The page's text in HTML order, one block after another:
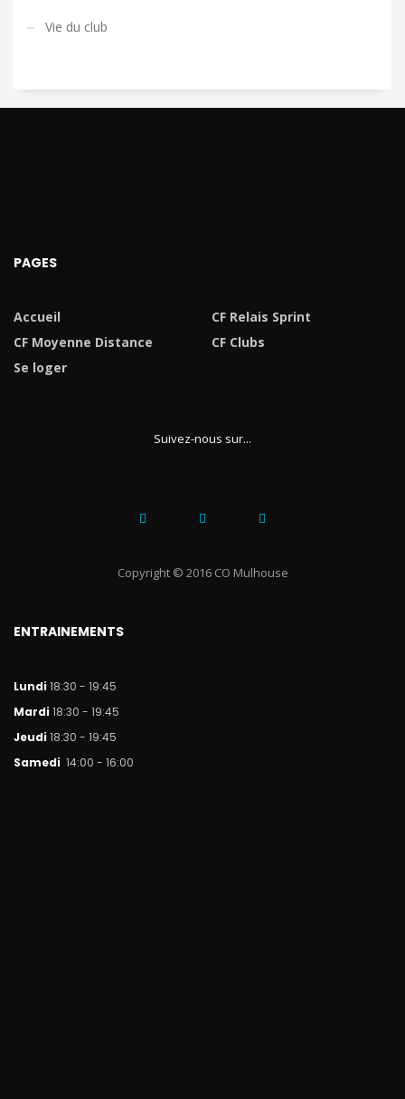
Vie du club
PAGES
Accueil
CF Relais Sprint
CF Moyenne Distance
CF Clubs
Se loger
Suivez-nous sur...
Copyright © 2016 CO Mulhouse
ENTRAINEMENTS
Lundi 18:30 - 19:45
Mardi 18:30 - 19:45
Jeudi 18:30 - 19:45
Samedi 14:00 - 16:00